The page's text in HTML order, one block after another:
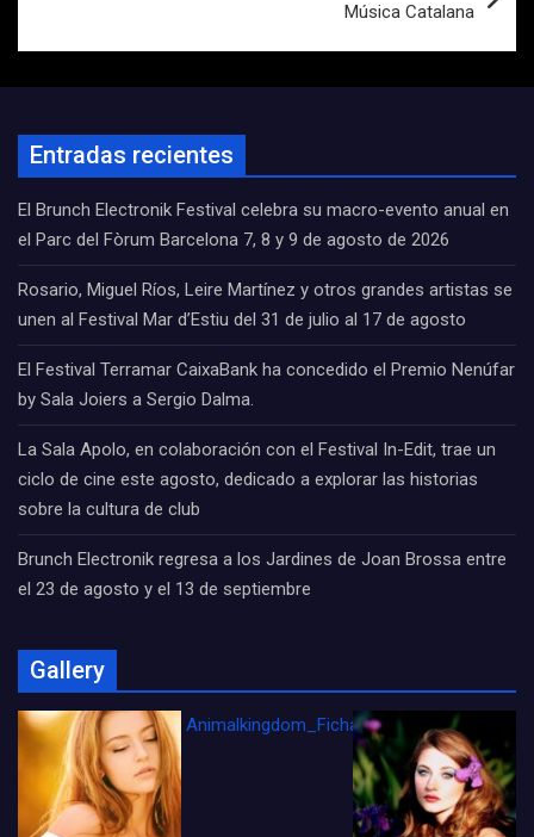
Música Catalana
Entradas recientes
El Brunch Electronik Festival celebra su macro-evento anual en
el Parc del Fòrum Barcelona 7, 8 y 9 de agosto de 2026
Rosario, Miguel Ríos, Leire Martínez y otros grandes artistas se
unen al Festival Mar d’Estiu del 31 de julio al 17 de agosto
El Festival Terramar CaixaBank ha concedido el Premio Nenúfar
by Sala Joiers a Sergio Dalma.
La Sala Apolo, en colaboración con el Festival In-Edit, trae un
ciclo de cine este agosto, dedicado a explorar las historias
sobre la cultura de club
Brunch Electronik regresa a los Jardines de Joan Brossa entre
el 23 de agosto y el 13 de septiembre
Gallery
Animalkingdom_FichaCine